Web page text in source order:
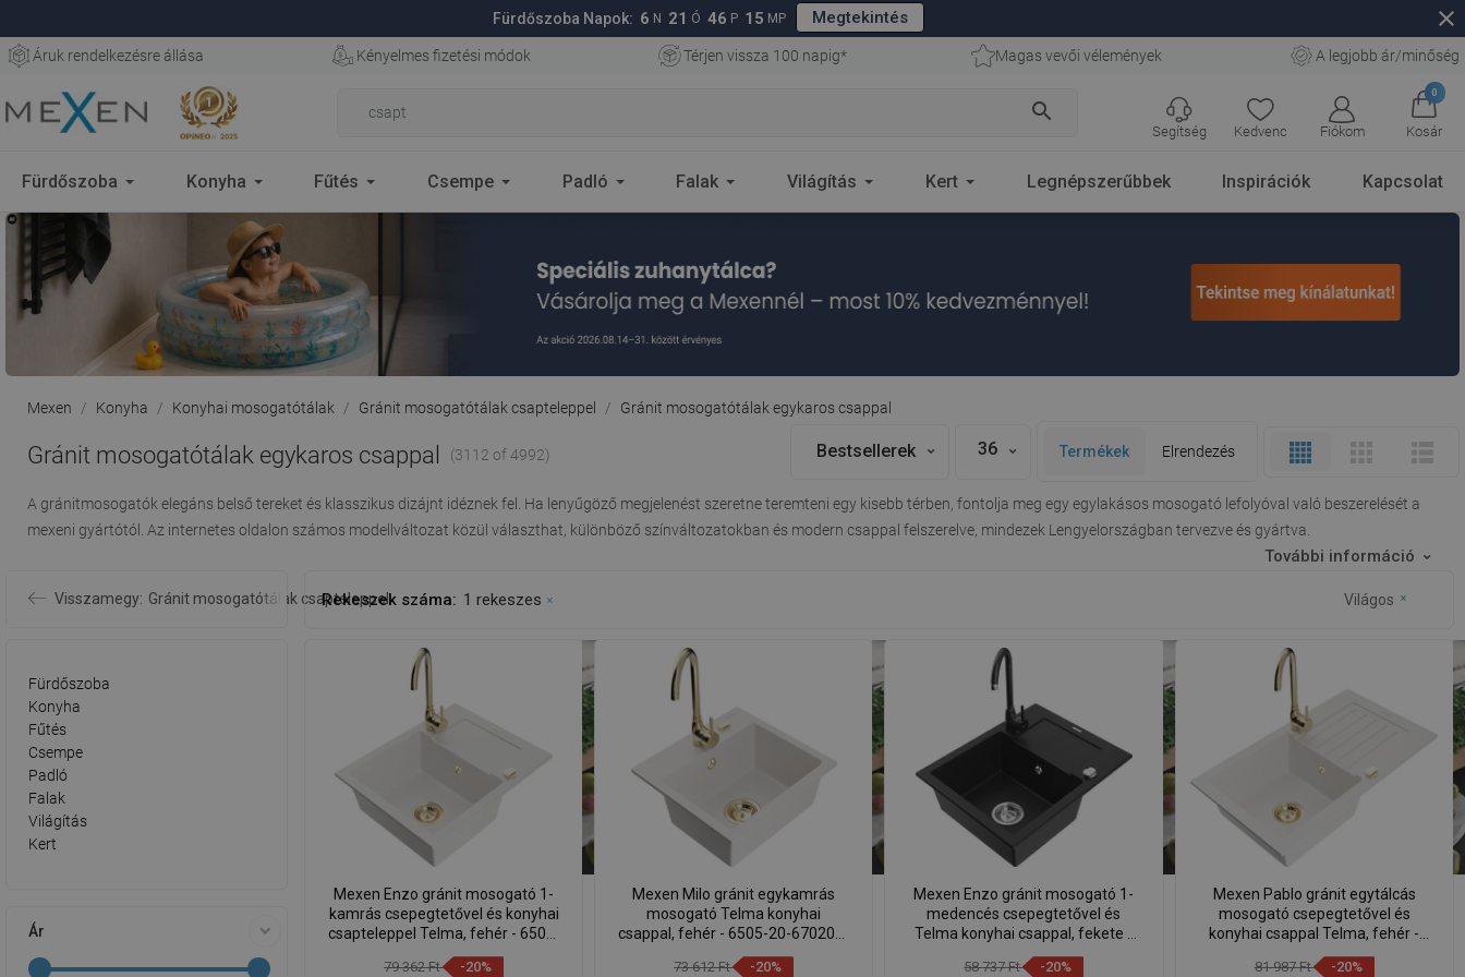
Fürdőszoba Napok: 6 N 21 Ó 46 P 14 MP Megtekintés close
Áruk rendelkezésre állása Kényelmes fizetési módok Térjen vissza 100 napig* Magas vevői vélemények A legjobb ár/minőség
search
Kedvenc Fiókom
0
Kosár
Segítség
Fürdőszoba Konyha Fűtés Csempe Padló Falak Világítás Kert Legnépszerűbbek Inspirációk Kapcsolat
Mexen Konyha Konyhai mosogatótálak Gránit mosogatótálak csapteleppel Gránit mosogatótálak egykaros csappal
Gránit mosogatótálak egykaros csappal (3112 of 4992) Bestsellerek 36 Termékek Elrendezés
A gránitmosogatók elegáns belső tereket és klasszikus dizájnt idéznek fel. Ha lenyűgöző megjelenést szeretne teremteni egy kisebb térben, fontolja meg egy egylakásos mosogató lefolyóval való beszerelését a
mexeni gyártótól. Az internetes oldalon számos modellváltozat közül választhat, különböző színváltozatokban és modern csappal felszerelve, mindezek Lengyelországban tervezve és gyártva.
További információ
Fürdőszoba
Konyha
Fűtés
Csempe
Padló
Falak
Világítás
Kert
Ár
Visszamegy: Gránit mosogatótálak csapteleppel Világos
Rekeszek száma: 1 rekeszes
Mexen Enzo gránit mosogató 1-
kamrás csepegtetővel és konyhai
csapteleppel Telma, fehér - 6506-
20-670200-50
79 362 Ft -20%
Mexen Milo gránit egykamrás
mosogató Telma konyhai
csappal, fehér - 6505-20-670200-
50
73 612 Ft -20%
Mexen Enzo gránit mosogató 1-
medencés csepegtetővel és
Telma konyhai csappal, fekete -
6506-77-670200-70
58 737 Ft -20%
Mexen Pablo gránit egytálcás
mosogató csepegtetővel és
konyhai csappal Telma, fehér -
6510-20-670200-50
81 987 Ft -20%